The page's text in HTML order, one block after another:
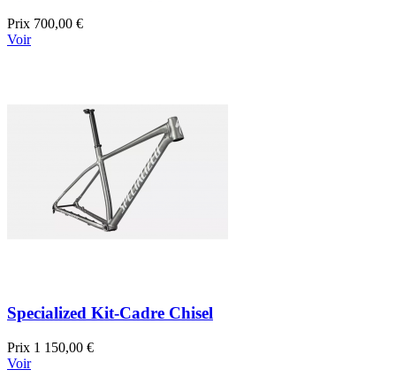
Prix 700,00 €
Voir
Specialized Kit-Cadre Chisel
Prix 1 150,00 €
Voir